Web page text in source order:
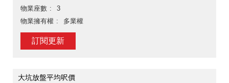
物業座數
3
物業擁有權
多業權
訂閱更新
大坑放盤平均呎價